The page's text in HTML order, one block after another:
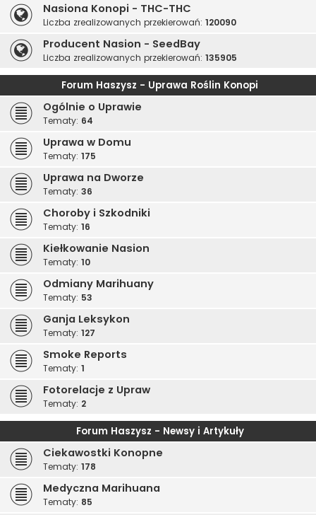
Nasiona Konopi - THC-THC
Liczba zrealizowanych przekierowań: 120090
Producent Nasion - SeedBay
Liczba zrealizowanych przekierowań: 135905
Forum Haszysz - Uprawa Roślin Konopi
Ogólnie o Uprawie
Tematy: 64
Uprawa w Domu
Tematy: 175
Uprawa na Dworze
Tematy: 36
Choroby i Szkodniki
Tematy: 16
Kiełkowanie Nasion
Tematy: 10
Odmiany Marihuany
Tematy: 53
Ganja Leksykon
Tematy: 127
Smoke Reports
Tematy: 1
Fotorelacje z Upraw
Tematy: 2
Forum Haszysz - Newsy i Artykuły
Ciekawostki Konopne
Tematy: 178
Medyczna Marihuana
Tematy: 85